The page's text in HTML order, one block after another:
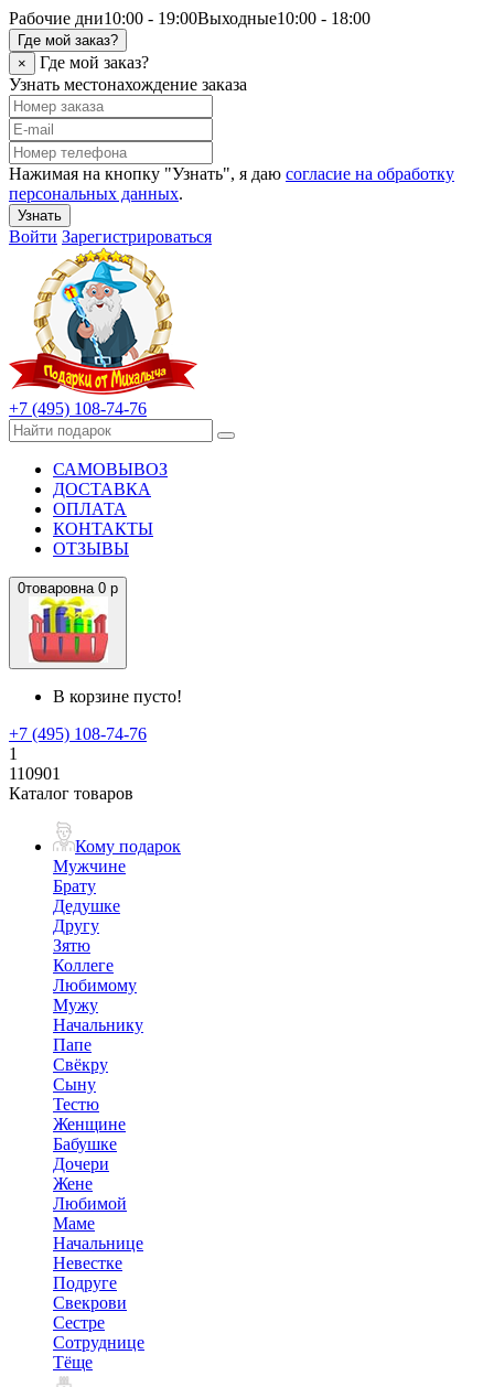
Рабочие дни10:00 - 19:00Выходные10:00 - 18:00
Где мой заказ?
×
Где мой заказ?
Узнать местонахождение заказа
Нажимая на кнопку "Узнать", я даю согласие на обработку
персональных данных.
Узнать
Войти Зарегистрироваться
+7 (495) 108-74-76
САМОВЫВОЗ
ДОСТАВКА
ОПЛАТА
КОНТАКТЫ
ОТЗЫВЫ
0товаровна 0 р
В корзине пусто!
+7 (495) 108-74-76
1
110901
Каталог товаров
Кому подарок
Мужчине
Брату
Дедушке
Другу
Зятю
Коллеге
Любимому
Мужу
Начальнику
Папе
Свёкру
Сыну
Тестю
Женщине
Бабушке
Дочери
Жене
Любимой
Маме
Начальнице
Невестке
Подруге
Свекрови
Сестре
Сотруднице
Тёще